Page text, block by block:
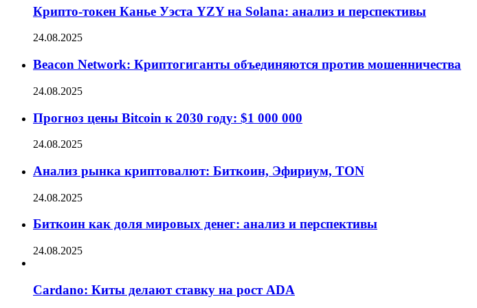
Крипто-токен Канье Уэста YZY на Solana: анализ и перспективы
24.08.2025
Beacon Network: Криптогиганты объединяются против мошенничества
24.08.2025
Прогноз цены Bitcoin к 2030 году: $1 000 000
24.08.2025
Анализ рынка криптовалют: Биткоин, Эфириум, TON
24.08.2025
Биткоин как доля мировых денег: анализ и перспективы
24.08.2025
Cardano: Киты делают ставку на рост ADA